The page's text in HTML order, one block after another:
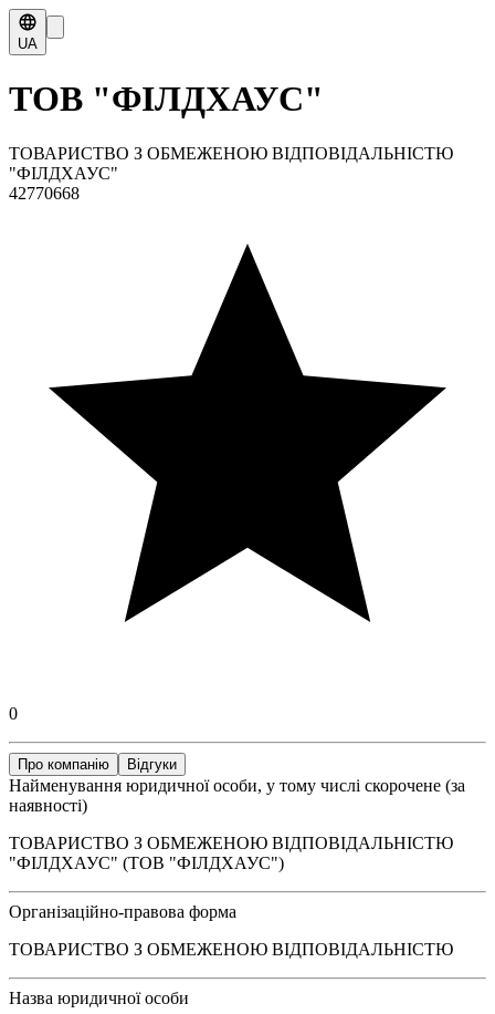
UA
ТОВ "ФІЛДХАУС"
ТОВАРИСТВО З ОБМЕЖЕНОЮ ВІДПОВІДАЛЬНІСТЮ
"ФІЛДХАУС"
42770668
0
Про компанію Відгуки
Найменування юридичної особи, у тому числі скорочене (за
наявності)
ТОВАРИСТВО З ОБМЕЖЕНОЮ ВІДПОВІДАЛЬНІСТЮ
"ФІЛДХАУС" (ТОВ "ФІЛДХАУС")
Організаційно-правова форма
ТОВАРИСТВО З ОБМЕЖЕНОЮ ВІДПОВІДАЛЬНІСТЮ
Назва юридичної особи